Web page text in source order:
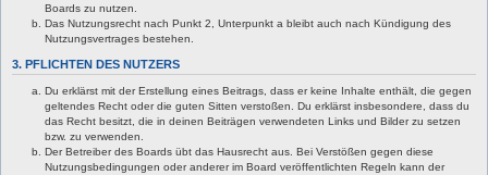
Boards zu nutzen.
Das Nutzungsrecht nach Punkt 2, Unterpunkt a bleibt auch nach Kündigung des
Nutzungsvertrages bestehen.
3. PFLICHTEN DES NUTZERS
Du erklärst mit der Erstellung eines Beitrags, dass er keine Inhalte enthält, die gegen
geltendes Recht oder die guten Sitten verstoßen. Du erklärst insbesondere, dass du
das Recht besitzt, die in deinen Beiträgen verwendeten Links und Bilder zu setzen
bzw. zu verwenden.
Der Betreiber des Boards übt das Hausrecht aus. Bei Verstößen gegen diese
Nutzungsbedingungen oder anderer im Board veröffentlichten Regeln kann der